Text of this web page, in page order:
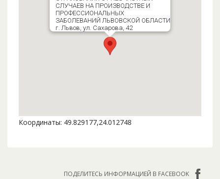
СЛУЧАЕВ НА ПРОИЗВОДСТВЕ И
ПРОФЕССИОНАЛЬНЫХ
ЗАБОЛЕВАНИЙ ЛЬВОВСКОЙ ОБЛАСТИ
г. Львов, ул. Сахарова, 42
Координаты: 49.829177,24.012748
ПОДЕЛИТЕСЬ ИНФОРМАЦИЕЙ В FACEBOOK